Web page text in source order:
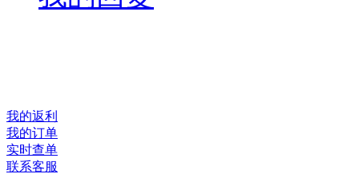
我的返利
我的订单
实时查单
联系客服